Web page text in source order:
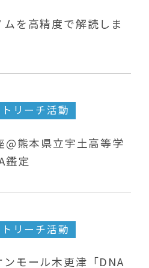
を高精度で解読しま
リーチ活動
@熊本県立宇土高等学
鑑定
リーチ活動
モール木更津「DNA